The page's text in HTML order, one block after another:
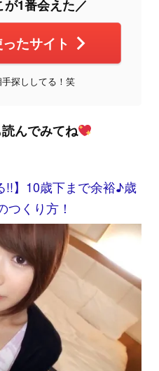
1番会えた／
たサイト
探ししてる！笑
んでみてね
!!】10歳下まで余裕♪歳
つくり方！